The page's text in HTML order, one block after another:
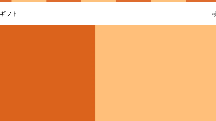
ギフト